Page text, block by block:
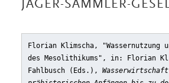
JÄGER-SAMMLER-
Florian Klimscha, "Wassernutzung
des Mesolithikums" , in: Florian
Fahlbusch (Eds.),